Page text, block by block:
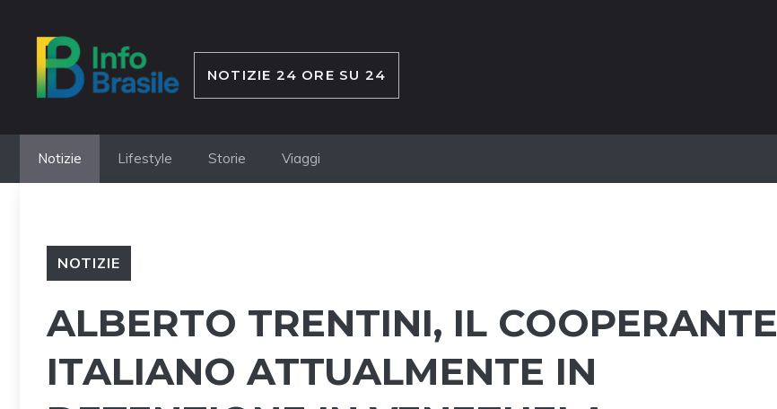
contenuto
NOTIZIE 24 ORE SU 24
Notizie Lifestyle Storie Viaggi
NOTIZIE
ALBERTO TRENTINI, IL COOPERANTE
ITALIANO ATTUALMENTE IN